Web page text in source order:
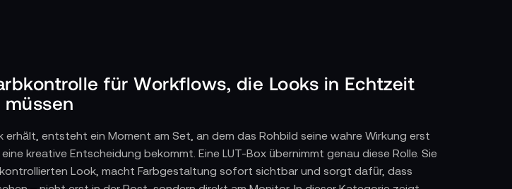
für Workflows, die Looks in Echtzeit
erhält, entsteht ein Moment am Set, an dem das Rohbild seine wahre Wirkung erst
kreative Entscheidung bekommt. Eine LUT-Box übernimmt genau diese Rolle. Sie
Look, macht Farbgestaltung sofort sichtbar und sorgt dafür, dass